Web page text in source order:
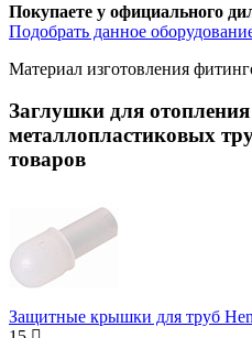
Покупаете у официального
Подобрать данное
Материал изготовления
Заглушки для
металлопластиковых
товаров
Защитные крышки для труб